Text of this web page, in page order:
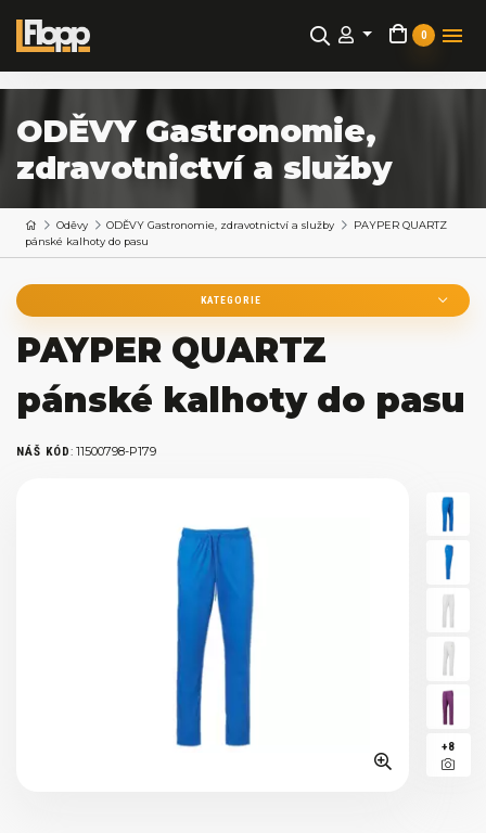
0
ODĚVY Gastronomie,
zdravotnictví a služby
Oděvy ODĚVY Gastronomie, zdravotnictví a služby
PAYPER QUARTZ
pánské kalhoty do pasu
KATEGORIE
PAYPER QUARTZ
pánské kalhoty do pasu
NÁŠ KÓD: 11500798-P179
+8